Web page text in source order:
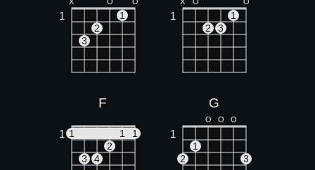
X O O
1
1
2
3
X O O
1
1
2
3
F
1 1 1
1
2
3
4
G
O O O
1
1
2
3